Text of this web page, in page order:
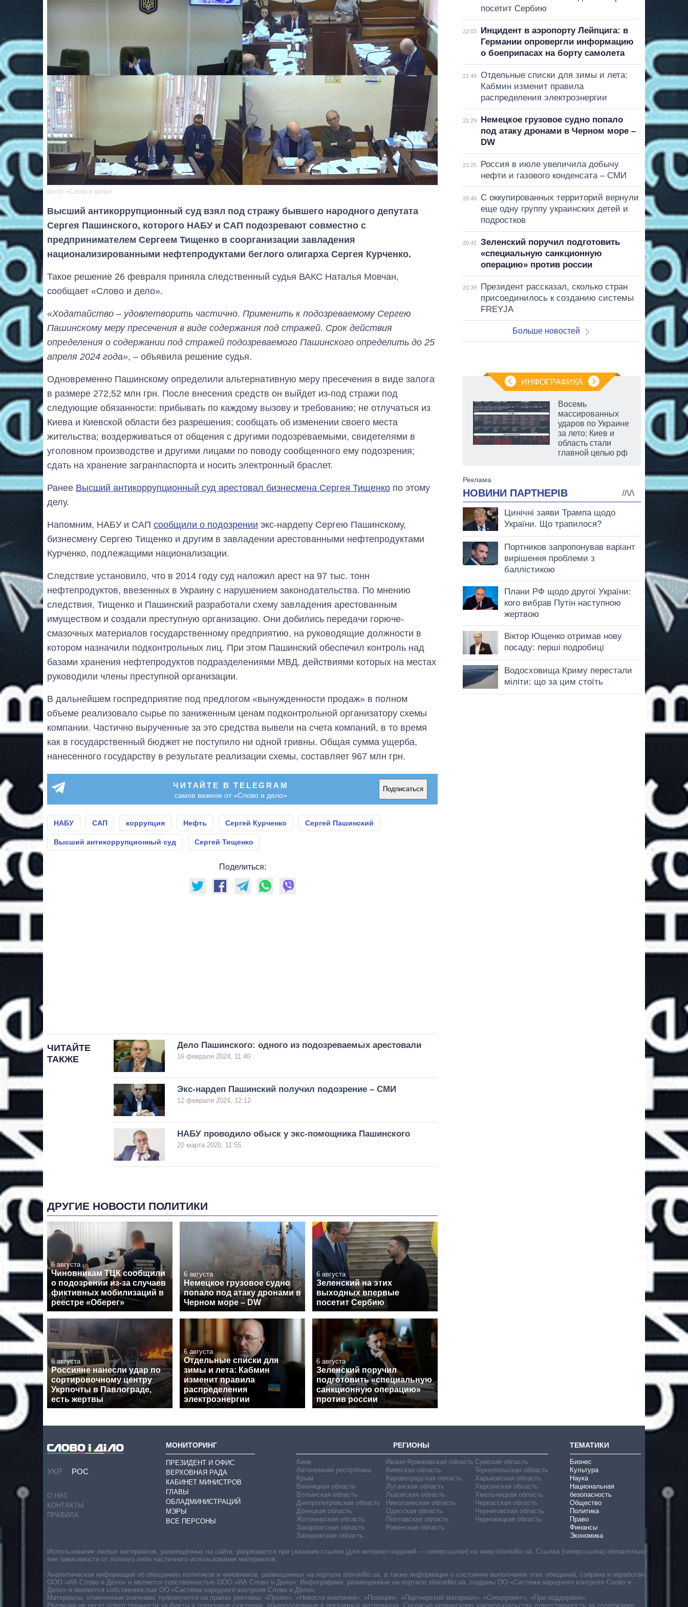
фото: «Слово и дело»
Высший антикоррупционный суд взял под стражу бывшего народного депутата
Сергея Пашинского, которого НАБУ и САП подозревают совместно с
предпринимателем Сергеем Тищенко в соорганизации завладения
национализированными нефтепродуктами беглого олигарха Сергея Курченко.
Такое решение 26 февраля приняла следственный судья ВАКС Наталья Мовчан,
сообщает «Слово и дело».
«Ходатайство – удовлетворить частично. Применить к подозреваемому Сергею
Пашинскому меру пресечения в виде содержания под стражей. Срок действия
определения о содержании под стражей подозреваемого Пашинского определить до 25
апреля 2024 года», – объявила решение судья.
Одновременно Пашинскому определили альтернативную меру пресечения в виде залога
в размере 272,52 млн грн. После внесения средств он выйдет из-под стражи под
следующие обязанности: прибывать по каждому вызову и требованию; не отлучаться из
Киева и Киевской области без разрешения; сообщать об изменении своего места
жительства; воздерживаться от общения с другими подозреваемыми, свидетелями в
уголовном производстве и другими лицами по поводу сообщенного ему подозрения;
сдать на хранение загранпаспорта и носить электронный браслет.
Ранее Высший антикоррупционный суд арестовал бизнесмена Сергея Тищенко по этому
делу.
Напомним, НАБУ и САП сообщили о подозрении экс-нардепу Сергею Пашинскому,
бизнесмену Сергею Тищенко и другим в завладении арестованными нефтепродуктами
Курченко, подлежащими национализации.
Следствие установило, что в 2014 году суд наложил арест на 97 тыс. тонн
нефтепродуктов, ввезенных в Украину с нарушением законодательства. По мнению
следствия, Тищенко и Пашинский разработали схему завладения арестованным
имуществом и создали преступную организацию. Они добились передачи горюче-
смазочных материалов государственному предприятию, на руководящие должности в
котором назначили подконтрольных лиц. При этом Пашинский обеспечил контроль над
базами хранения нефтепродуктов подразделениями МВД, действиями которых на местах
руководили члены преступной организации.
В дальнейшем госпредприятие под предлогом «вынужденности продаж» в полном
объеме реализовало сырье по заниженным ценам подконтрольной организатору схемы
компании. Частично вырученные за это средства вывели на счета компаний, в то время
как в государственный бюджет не поступило ни одной гривны. Общая сумма ущерба,
нанесенного государству в результате реализации схемы, составляет 967 млн грн.
ЧИТАЙТЕ В TELEGRAM
самое важное от «Слово и дело»
Подписаться
НАБУ САП коррупция Нефть Сергей Курченко Сергей Пашинский
Высший антикоррупционный суд Сергей Тищенко
Поделиться:
ЧИТАЙТЕ
ТАКЖЕ
Дело Пашинского: одного из подозреваемых арестовали
16 февраля 2024, 11:40
Экс-нардеп Пашинский получил подозрение – СМИ
12 февраля 2024, 12:12
НАБУ проводило обыск у экс-помощника Пашинского
20 марта 2020, 11:55
ДРУГИЕ НОВОСТИ ПОЛИТИКИ
6 августа
Чиновникам ТЦК сообщили
о подозрении из-за случаев
фиктивных мобилизаций в
реестре «Оберег»
6 августа
Немецкое грузовое судно
попало под атаку дронами в
Черном море – DW
6 августа
Зеленский на этих
выходных впервые
посетит Сербию
6 августа
Россияне нанесли удар по
сортировочному центру
Укрпочты в Павлограде,
есть жертвы
6 августа
Отдельные списки для
зимы и лета: Кабмин
изменит правила
распределения
электроэнергии
6 августа
Зеленский поручил
подготовить «специальную
санкционную операцию»
против россии
посетит Сербию
22:03
Инцидент в аэропорту Лейпцига: в
Германии опровергли информацию
о боеприпасах на борту самолета
21:49
Отдельные списки для зимы и лета:
Кабмин изменит правила
распределения электроэнергии
21:29
Немецкое грузовое судно попало
под атаку дронами в Черном море –
DW
21:25
Россия в июле увеличила добычу
нефти и газового конденсата – СМИ
20:46
С оккупированных территорий вернули
еще одну группу украинских детей и
подростков
20:41
Зеленский поручил подготовить
«специальную санкционную
операцию» против россии
20:39
Президент рассказал, сколько стран
присоединилось к созданию системы
FREYJA
Больше новостей
ИНФОГРАФИКА
Как изменился
бюджет
Министерства
обороны за 13 лет
Восемь
массированных
ударов по Украине
за лето: Киев и
область стали
главной целью рф
УКР РОС
О НАС
КОНТАКТЫ
ПРАВИЛА
МОНИТОРИНГ
ПРЕЗИДЕНТ И ОФИС
ВЕРХОВНАЯ РАДА
КАБИНЕТ МИНИСТРОВ
ГЛАВЫ
ОБЛАДМИНИСТРАЦИЙ
МЭРЫ
ВСЕ ПЕРСОНЫ
РЕГИОНЫ
Киев
Автономная республика
Крым
Винницкая область
Волынская область
Днепропетровская область
Донецкая область
Житомирская область
Закарпатская область
Запорожская область
Ивано-Франковская область
Киевская область
Кировоградская область
Луганская область
Львовская область
Николаевская область
Одесская область
Полтавская область
Ровенская область
Сумская область
Тернопольская область
Харьковская область
Херсонская область
Хмельницкая область
Черкасская область
Черниговская область
Черновицкая область
ТЕМАТИКИ
Бизнес
Культура
Наука
Национальная
безопасность
Общество
Политика
Право
Финансы
Экономика
Использование любых материалов, размещённых на сайте, разрешается при указании ссылки (для интернет-изданий — гиперссылки) на www.slovoidilo.ua. Ссылка (гиперссылка) обязательна
вне зависимости от полного либо частичного использования материалов.
Аналитическая информация об обещаниях политиков и чиновников, размещенных на портале slovoidilo.ua, а также информация о состоянии выполнения этих обещаний, собрана и обработана
ООО «ИА Слово и Дело» и является собственностью ООО «ИА Слово и Дело». Инфографики, размещенные на портале slovoidilo.ua, созданы ОО «Система народного контроля Слово и
Дело» и являются собственностью ОО «Система народного контроля Слово и Дело».
Материалы, отмеченные значками, публикуются на правах рекламы: «Промо», «Новости компаний», «Позиция», «Партнерский материал», «Спецпроект», «При поддержке».
Редакция не несет ответственности за факты и оценочные суждения, обнародованные в рекламных материалах. Согласно украинскому законодательству ответственность за содержание